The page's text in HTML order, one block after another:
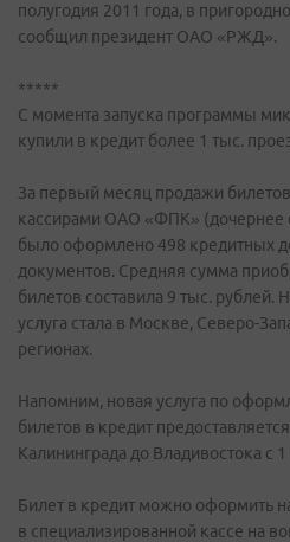
полугодия 2011 года, в
сообщил президент ОАО «РЖД».
*****
С момента запуска программы
купили в кредит более 1 тыс.
За первый месяц продажи
кассирами ОАО «ФПК»
было оформлено 498 кредитных
документов. Средняя сумма
билетов составила 9 тыс. рублей.
услуга стала в Москве, Северо-
регионах.
Напомним, новая услуга по
билетов в кредит
Калининграда до Владивостока с
Билет в кредит можно оформить
в специализированной кассе на